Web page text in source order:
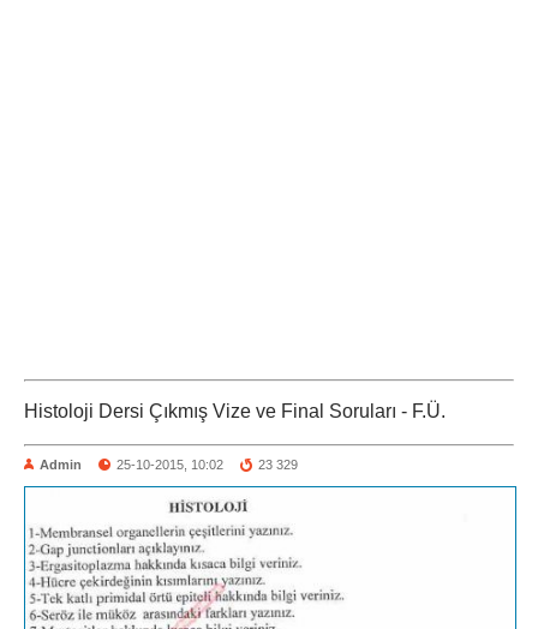
Histoloji Dersi Çıkmış Vize ve Final Soruları - F.Ü.
Admin 25-10-2015, 10:02 23 329